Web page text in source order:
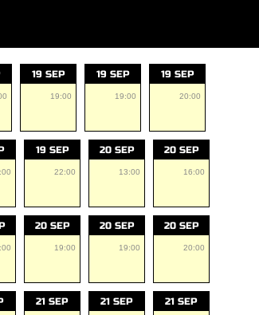
19 SEP
19:00
19 SEP
19:00
19 SEP
20:00
19 SEP
22:00
20 SEP
13:00
20 SEP
16:00
20 SEP
19:00
20 SEP
19:00
20 SEP
20:00
21 SEP 21 SEP 21 SEP